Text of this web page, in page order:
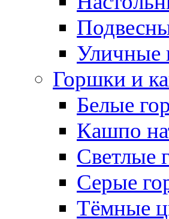
Уличные
Горшки и
Белые
Кашпо
Светлые
Серые
Тёмные